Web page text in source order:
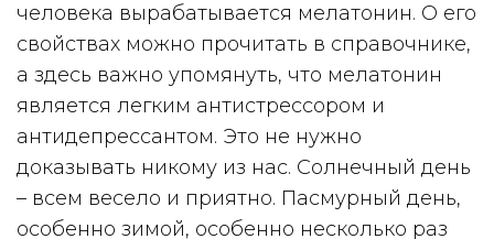
человека вырабатывается мелатонин. О его
свойствах можно прочитать в справочнике,
а здесь важно упомянуть, что мелатонин
является легким антистрессором и
антидепрессантом. Это не нужно
доказывать никому из нас. Солнечный день
– всем весело и приятно. Пасмурный день,
особенно зимой, особенно несколько раз